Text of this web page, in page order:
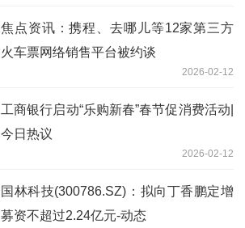
展前景广阔-每日信息
焦点资讯：携程、去哪儿等12家第三方
火车票网络销售平台被约谈
2026-02-12
工商银行启动“乐购新春”春节促消费活动|
今日热议
2026-02-12
国林科技(300786.SZ)：拟向丁香鹏定增
募资不超过2.24亿元-动态